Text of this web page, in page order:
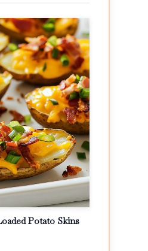
Potato Skins